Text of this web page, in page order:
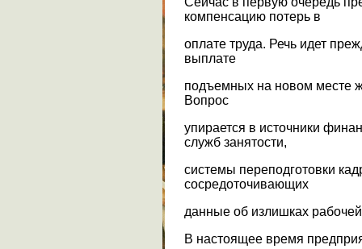
компенсацию потерь в
оплате труда. Речь идет
выплате
подъемных на новом месте
Вопрос
упирается в источники
служб занятости,
системы переподготовки
сосредоточивающих
данные об излишках
В настоящее время